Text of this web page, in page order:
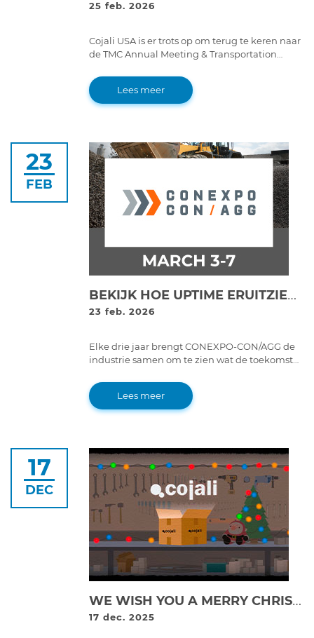
25 feb. 2026
Cojali USA is er trots op om terug te keren naar
de TMC Annual Meeting & Transportation
mijlpaal: de 70e verjaardag van de Technology
& Maintenance Council.
Lees meer
23
FEB
BEKIJK HOE UPTIME ERUITZIET: COJALI ONTHULT NIEUWE GENERATIE ONDERHOUDSTOOLS OP CONEXPO 2026
23 feb. 2026
Elke drie jaar brengt CONEXPO-CON/AGG de
industrie samen om te zien wat de toekomst
Lees meer
17
DEC
WE WISH YOU A MERRY CHRISTMAS AND A HAPPY 2026 FROM COJALI!
17 dec. 2025